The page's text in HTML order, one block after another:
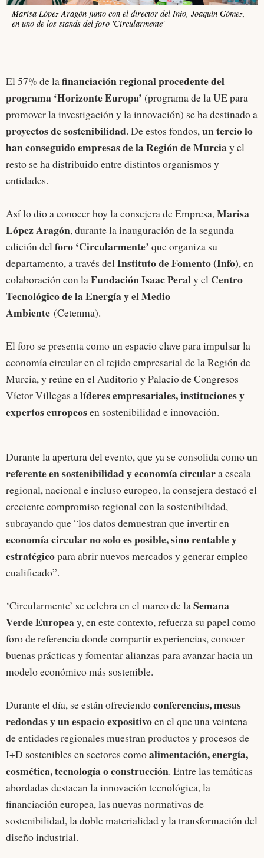
Marisa López Aragón junto con el director del Info, Joaquín Gómez,
en uno de los stands del foro 'Circularmente'
El 57% de lafinanciación regional procedente del
programa ‘Horizonte Europa’ (programa de la UE para
promover la investigación y la innovación) se ha destinado a
proyectos de sostenibilidad. De estos fondos,un tercio lo
han conseguido empresas de la Región de Murciay el
resto se ha distribuido entre distintos organismos y
entidades.
Así lo dio a conocer hoy la consejera de Empresa,Marisa
López Aragón, durante la inauguración de la segunda
edición delforo ‘Circularmente’ que organiza su
departamento, a través delInstituto de Fomento (Info), en
colaboración con laFundación Isaac Peraly el Centro
Tecnológico de la Energía y el Medio
Ambiente (Cetenma).
El foro se presenta como un espacio clave para impulsar la
economía circular en el tejido empresarial de la Región de
Murcia, y reúne en el Auditorio y Palacio de Congresos
Víctor Villegas alíderes empresariales, instituciones y
expertos europeosen sostenibilidad e innovación.
Durante la apertura del evento, que ya se consolida como un
referente en sostenibilidad y economía circulara escala
regional, nacional e incluso europeo, la consejera destacó el
creciente compromiso regional con la sostenibilidad,
subrayando que “los datos demuestran que invertir en
economía circular no solo es posible, sino rentable y
estratégicopara abrir nuevos mercados y generar empleo
cualificado”.
‘Circularmente’ se celebra en el marco de laSemana
Verde Europeay, en este contexto, refuerza su papel como
foro de referencia donde compartir experiencias, conocer
buenas prácticas y fomentar alianzas para avanzar hacia un
modelo económico más sostenible.
Durante el día, se están ofreciendoconferencias, mesas
redondas y un espacio expositivoen el que una veintena
de entidades regionales muestran productos y procesos de
I+D sostenibles en sectores comoalimentación, energía,
cosmética, tecnología o construcción. Entre las temáticas
abordadas destacan la innovación tecnológica, la
financiación europea, las nuevas normativas de
sostenibilidad, la doble materialidad y la transformación del
diseño industrial.